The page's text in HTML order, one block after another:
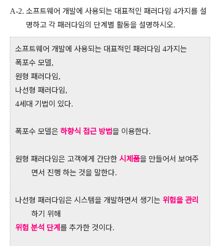
A-2. 소프트웨어 개발에 사용되는 대표적인 패러다임 4가지를 설
명하고 각 패러다임의 단계별 활동을 설명하시오.
소프트웨어 개발에 사용되는 대표적인 패러다임 4가지는
폭포수 모델,
원형 패러다임,
나선형 패러다임,
4세대 기법이 있다.
폭포수 모델은 하향식 접근 방법을 이용한다.
원형 패러다임은 고객에게 간단한 시제품을 만들어서 보여주
면서 진행 하는 것을 말한다.
나선형 패러다임은 시스템을 개발하면서 생기는 위험을 관리
하기 위해
위험 분석 단계 를 추가한 것이다.